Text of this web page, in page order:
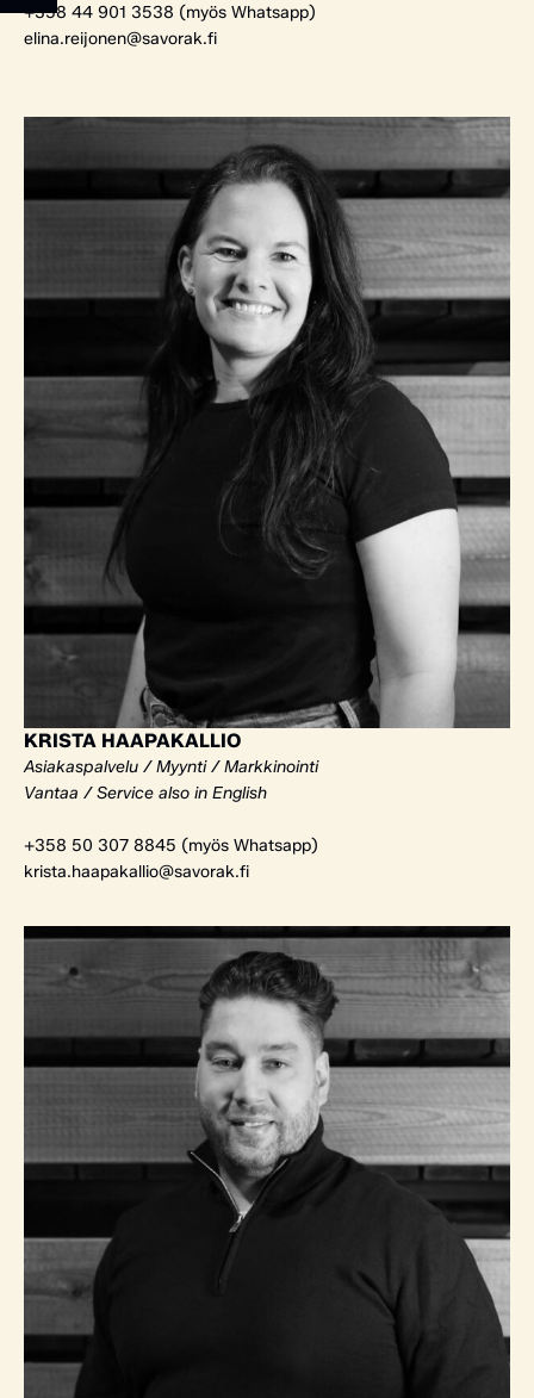
+358 44 901 3538 (myös Whatsapp)
elina.reijonen@savorak.fi
KRISTA HAAPAKALLIO
Asiakaspalvelu / Myynti / Markkinointi
Vantaa / Service also in English
+358 50 307 8845 (myös Whatsapp)
krista.haapakallio@savorak.fi